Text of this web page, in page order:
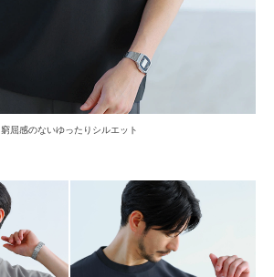
窮屈感のないゆったりシルエット